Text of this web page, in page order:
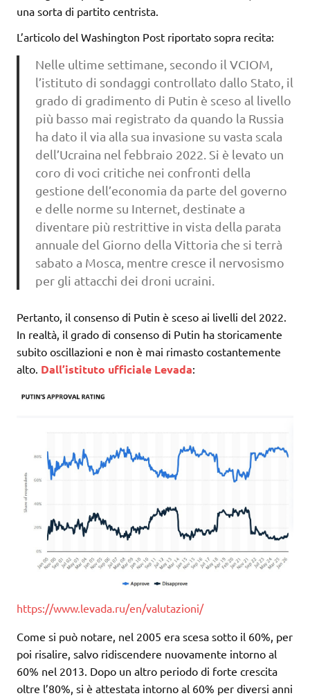
una sorta di partito centrista.
L’articolo del Washington Post riportato sopra recita:
Nelle ultime settimane, secondo il VCIOM,
l’istituto di sondaggi controllato dallo Stato, il
grado di gradimento di Putin è sceso al livello
più basso mai registrato da quando la Russia
ha dato il via alla sua invasione su vasta scala
dell’Ucraina nel febbraio 2022. Si è levato un
coro di voci critiche nei confronti della
gestione dell’economia da parte del governo
e delle norme su Internet, destinate a
diventare più restrittive in vista della parata
annuale del Giorno della Vittoria che si terrà
sabato a Mosca, mentre cresce il nervosismo
per gli attacchi dei droni ucraini.
Pertanto, il consenso di Putin è sceso ai livelli del 2022.
In realtà, il grado di consenso di Putin ha storicamente
subito oscillazioni e non è mai rimasto costantemente
alto. Dall’istituto ufficiale Levada:
https://www.levada.ru/en/valutazioni/
Come si può notare, nel 2005 era scesa sotto il 60%, per
poi risalire, salvo ridiscendere nuovamente intorno al
60% nel 2013. Dopo un altro periodo di forte crescita
oltre l’80%, si è attestata intorno al 60% per diversi anni